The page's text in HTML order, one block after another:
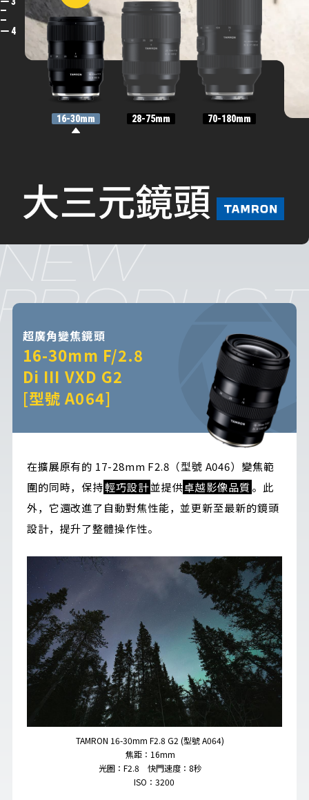
4
16-30mm 28-75mm 70-180mm
超廣角變焦鏡頭
16-30mm F/2.8
Di III VXD G2
[型號 A064]
在擴展原有的 17-28mm F2.8（型號 A046）變焦範
圍的同時，保持輕巧設計並提供卓越影像品質。此
外，它還改進了自動對焦性能，並更新至最新的鏡頭
設計，提升了整體操作性。
TAMRON 16-30mm F2.8 G2 (型號 A064)
焦距：16mm
光圈：F2.8 快門速度：8秒
ISO：3200